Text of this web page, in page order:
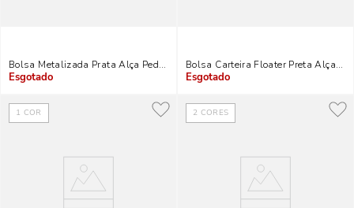
Bolsa Metalizada Prata Alça Pedraria
Indisponível
Bolsa Carteira Floater Preta Alça
Indisponível
1 COR 2 CORES